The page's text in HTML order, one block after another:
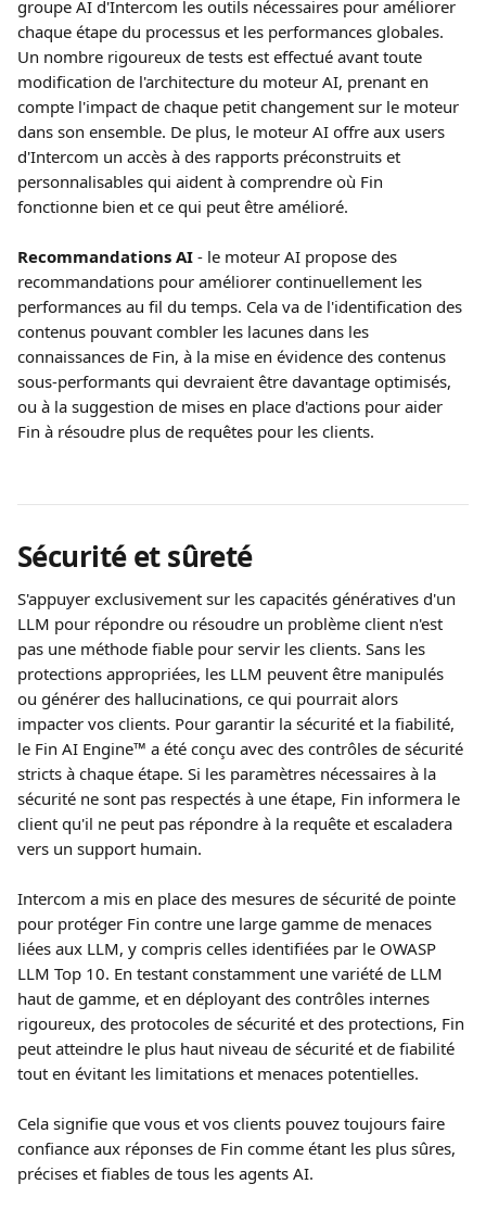
groupe AI d'Intercom les outils nécessaires pour améliorer
chaque étape du processus et les performances globales.
Un nombre rigoureux de tests est effectué avant toute
modification de l'architecture du moteur AI, prenant en
compte l'impact de chaque petit changement sur le moteur
dans son ensemble. De plus, le moteur AI offre aux users
d'Intercom un accès à des rapports préconstruits et
personnalisables qui aident à comprendre où Fin
fonctionne bien et ce qui peut être amélioré.
Recommandations AI - le moteur AI propose des
recommandations pour améliorer continuellement les
performances au fil du temps. Cela va de l'identification des
contenus pouvant combler les lacunes dans les
connaissances de Fin, à la mise en évidence des contenus
sous-performants qui devraient être davantage optimisés,
ou à la suggestion de mises en place d'actions pour aider
Fin à résoudre plus de requêtes pour les clients.
Sécurité et sûreté
S'appuyer exclusivement sur les capacités génératives d'un
LLM pour répondre ou résoudre un problème client n'est
pas une méthode fiable pour servir les clients. Sans les
protections appropriées, les LLM peuvent être manipulés
ou générer des hallucinations, ce qui pourrait alors
impacter vos clients. Pour garantir la sécurité et la fiabilité,
le Fin AI Engine™ a été conçu avec des contrôles de sécurité
stricts à chaque étape. Si les paramètres nécessaires à la
sécurité ne sont pas respectés à une étape, Fin informera le
client qu'il ne peut pas répondre à la requête et escaladera
vers un support humain.
Intercom a mis en place des mesures de sécurité de pointe
pour protéger Fin contre une large gamme de menaces
liées aux LLM, y compris celles identifiées par le OWASP
LLM Top 10. En testant constamment une variété de LLM
haut de gamme, et en déployant des contrôles internes
rigoureux, des protocoles de sécurité et des protections, Fin
peut atteindre le plus haut niveau de sécurité et de fiabilité
tout en évitant les limitations et menaces potentielles.
Cela signifie que vous et vos clients pouvez toujours faire
confiance aux réponses de Fin comme étant les plus sûres,
précises et fiables de tous les agents AI.